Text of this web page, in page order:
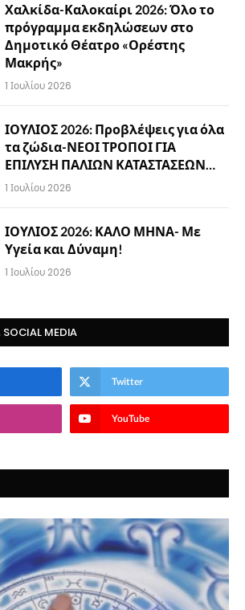
Χαλκίδα-Καλοκαίρι 2026: Όλο το
πρόγραμμα εκδηλώσεων στο
Δημοτικό Θέατρο «Ορέστης
Μακρής»
1 Ιουλίου 2026
ΙΟΥΛΙΟΣ 2026: Προβλέψεις για όλα
τα ζώδια-ΝΕΟΙ ΤΡΟΠΟΙ ΓΙΑ
ΕΠΙΛΥΣΗ ΠΑΛΙΩΝ ΚΑΤΑΣΤΑΣΕΩΝ…
1 Ιουλίου 2026
ΙΟΥΛΙΟΣ 2026: ΚΑΛΟ ΜΗΝΑ- Με
Υγεία και Δύναμη!
1 Ιουλίου 2026
MEDIA
Twitter
YouTube